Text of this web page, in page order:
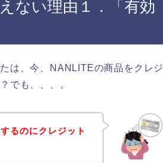
ない理由１．「有効
は、今、NANLITEの商品をクレジ
でも、、、。
るのにクレジット